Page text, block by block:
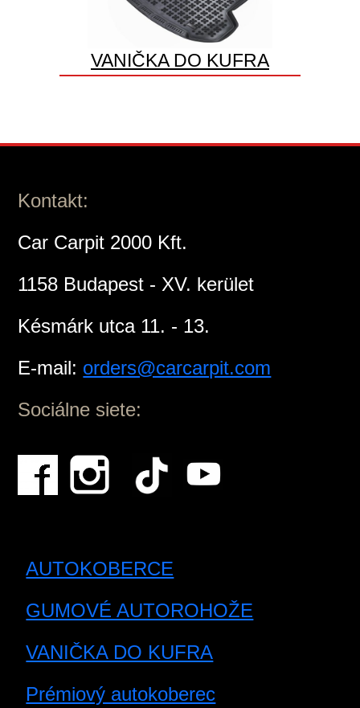
VANIČKA DO KUFRA
Kontakt:
Car Carpit 2000 Kft.
1158 Budapest - XV. kerület
Késmárk utca 11. - 13.
E-mail: orders@carcarpit.com
Sociálne siete:
AUTOKOBERCE
GUMOVÉ AUTOROHOŽE
VANIČKA DO KUFRA
Prémiový autokoberec